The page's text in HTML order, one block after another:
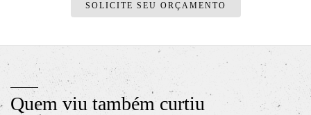
SOLICITE SEU ORÇAMENTO
Quem viu também curtiu